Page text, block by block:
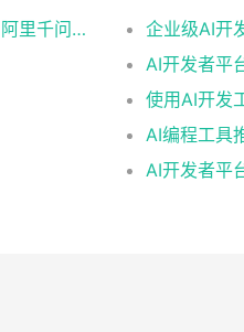
Manus创始人季逸超披露技术细节：阿里千问大模型微调下的AI新星
企业级AI开
AI开发者平
使用AI开发
AI编程工具
AI开发者平